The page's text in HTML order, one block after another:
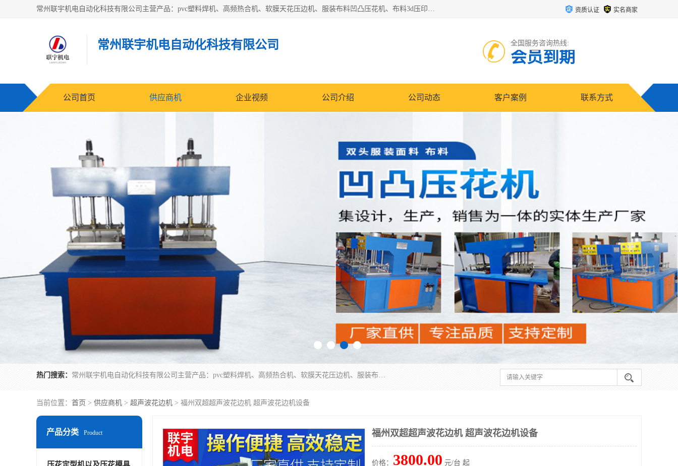
常州联宇机电自动化科技有限公司主营产品：pvc塑料焊机、高频热合机、软膜天花压边机、服装布料凹凸压花机、布料3d压印设备、服装植胶设备、超声波布料花边机、无纺布热合机、全自动压花机。 资质认证 实名商家
常州联宇机电自动化科技有限公司 全国服务咨询热线:
会员到期
公司首页 供应商机 企业视频 公司介绍 公司动态 客户案例 联系方式
热门搜索： 常州联宇机电自动化科技有限公司主营产品：pvc塑料焊机、高频热合机、软膜天花压边机、服装布料凹凸压花机、布料3d压印设备、服装植胶设备、超声波布料花边机、无纺布热合机、全自动压花机。
当前位置： 首页 > 供应商机 > 超声波花边机 > 福州双超超声波花边机 超声波花边机设备
产品分类 Product 福州双超超声波花边机 超声波花边机设备
价格： 3800.00 元/台 起